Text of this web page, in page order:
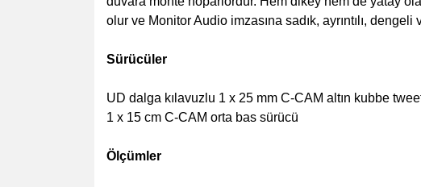
olur ve Monitor Audio imzasına sadık, ayrıntılı,
Sürücüler
UD dalga kılavuzlu 1 x 25 mm C-CAM altın kubbe
1 x 15 cm C-CAM orta bas sürücü
Ölçümler